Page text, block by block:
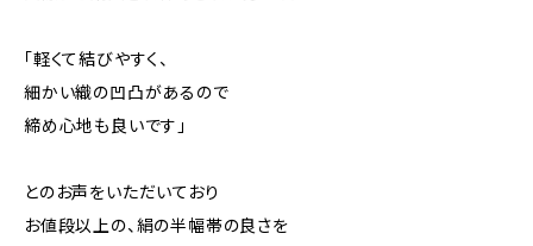
「軽くて結びやすく、
細かい織の凹凸があるので
締め心地も良いです」
とのお声をいただいており
お値段以上の、絹の半幅帯の良さを